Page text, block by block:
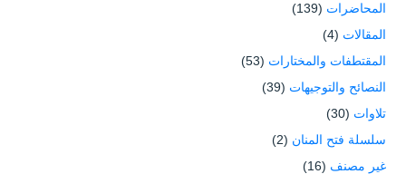
المحاضرات (139)
المقالات (4)
المقتطفات والمختارات (53)
النصائح والتوجيهات (39)
تلاوات (30)
سلسلة فتح المنان (2)
غير مصنف (16)